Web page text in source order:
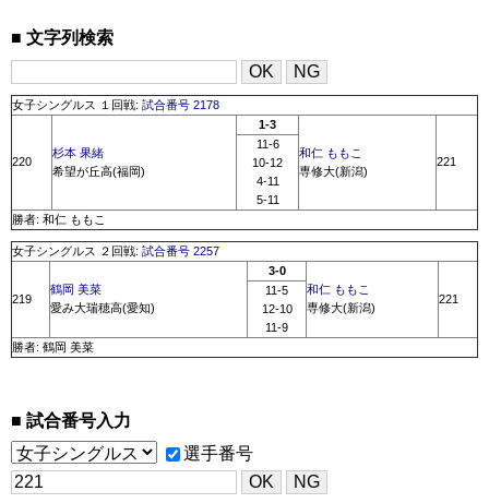
文字列検索
女子シングルス １回戦: 試合番号 2178
220
杉本 果緒
希望が丘高(福岡)
1-3
和仁 ももこ
専修大(新潟)
221
11-6
10-12
4-11
5-11
勝者: 和仁 ももこ
女子シングルス ２回戦: 試合番号 2257
219
鶴岡 美菜
愛み大瑞穂高(愛知)
3-0
和仁 ももこ
専修大(新潟)
221
11-5
12-10
11-9
勝者: 鶴岡 美菜
試合番号入力
選手番号